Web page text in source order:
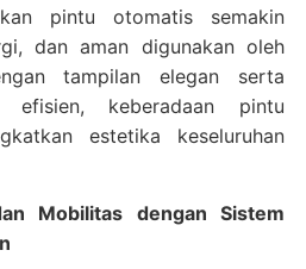
pintu otomatis semakin
dan aman digunakan oleh
tampilan elegan serta
efisien, keberadaan pintu
estetika keseluruhan
Mobilitas dengan Sistem